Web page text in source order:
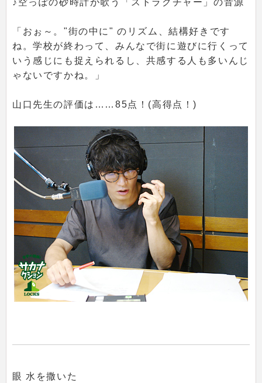
♪空っぽの砂時計が歌う「ストラクチャー」の音源
「おぉ～。"街の中に" のリズム、結構好きです
ね。学校が終わって、みんなで街に遊びに行くって
いう感じにも捉えられるし、共感する人も多いんじ
ゃないですかね。」
山口先生の評価は……85点！(高得点！)
眼 水を撒いた